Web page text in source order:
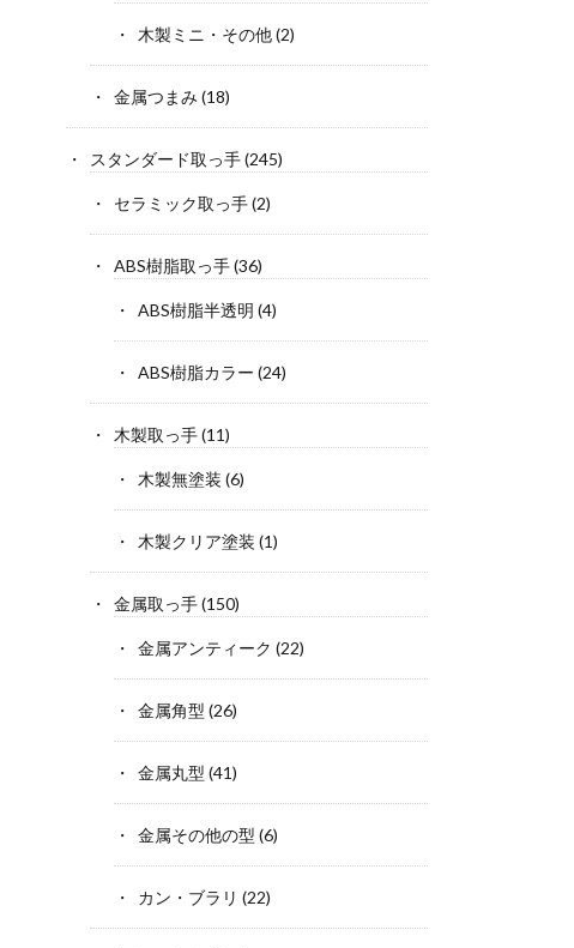
木製ミニ・その他(2)
金属つまみ (18)
スタンダード取っ手(245)
セラミック取っ手(2)
ABS樹脂取っ手(36)
ABS樹脂半透明 (4)
ABS樹脂カラー (24)
木製取っ手(11)
木製無塗装 (6)
木製クリア塗装 (1)
金属取っ手(150)
金属アンティーク (22)
金属角型 (26)
金属丸型 (41)
金属その他の型 (6)
カン・ブラリ (22)